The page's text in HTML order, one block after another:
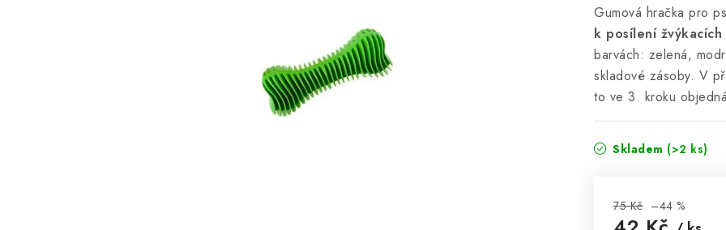
Gumová hračka pro
k posílení žvýkacích
barvách: zelená,
skladové zásoby. V
to ve 3. kroku
Skladem (>2 ks)
75 Kč –44 %